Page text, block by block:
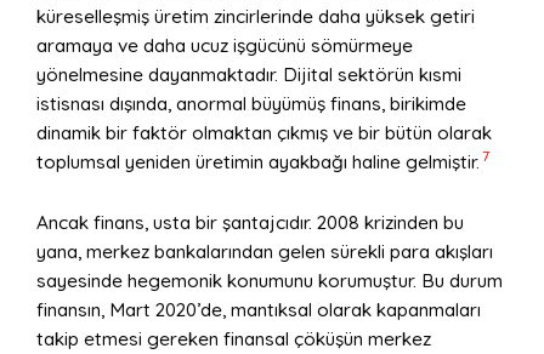
küreselleşmiş üretim zincirlerinde daha yüksek getiri
aramaya ve daha ucuz işgücünü sömürmeye
yönelmesine dayanmaktadır. Dijital sektörün kısmi
istisnası dışında, anormal büyümüş finans, birikimde
dinamik bir faktör olmaktan çıkmış ve bir bütün olarak
toplumsal yeniden üretimin ayakbağı haline gelmiştir. 7
Ancak finans, usta bir şantajcıdır. 2008 krizinden bu
yana, merkez bankalarından gelen sürekli para akışları
sayesinde hegemonik konumunu korumuştur. Bu durum
finansın, Mart 2020’de, mantıksal olarak kapanmaları
takip etmesi gereken finansal çöküşün merkez